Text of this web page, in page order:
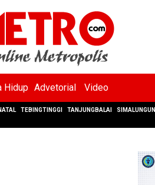
Hidup Advetorial Video
TEBINGTINGGI TANJUNGBALAI SIMALUNGUN